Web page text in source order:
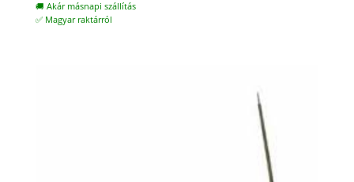
🚚 Akár másnapi szállítás
✅ Magyar raktárról